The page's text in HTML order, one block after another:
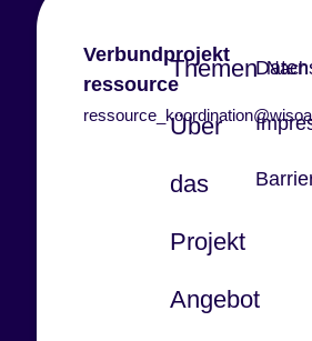
Verbundprojekt
ressource
Themen
Über
das
Projekt
Angebot
Nach